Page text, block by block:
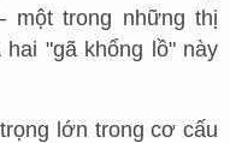
trong những thị
"gã khổng lồ" này
lớn trong cơ cấu